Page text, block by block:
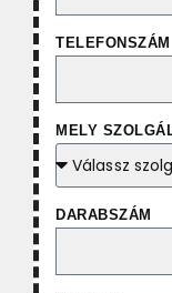
TELEFONSZÁM
MELY
DARABSZÁM